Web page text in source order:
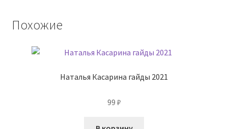
Похожие
Наталья Касарина гайды 2021
99 ₽